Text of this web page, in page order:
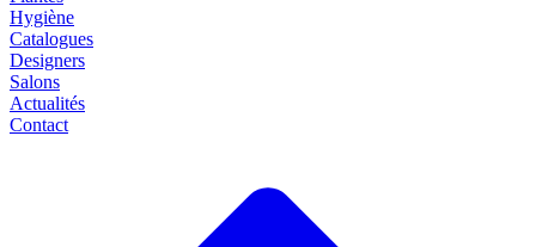
Hygiène
Catalogues
Designers
Salons
Actualités
Contact